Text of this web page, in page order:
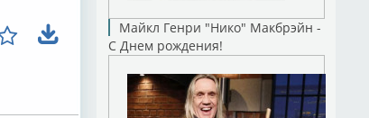
Майкл Генри "Нико" Макбрэйн -
С Днем рождения!